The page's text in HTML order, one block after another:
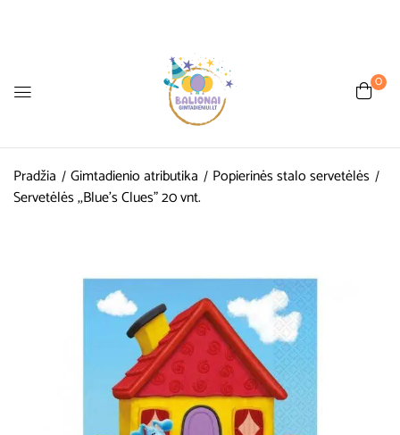
0
Pradžia Gimtadienio atributika
Popierinės stalo servetėlės
Servetėlės ,,Blue’s Clues” 20 vnt.